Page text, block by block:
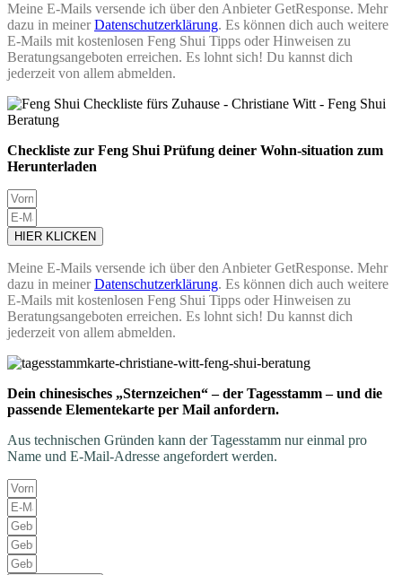
Meine E-Mails versende ich über den Anbieter GetResponse. Mehr
dazu in meinerDatenschutzerklärung. Es können dich auch weitere
E-Mails mit kostenlosen Feng Shui Tipps oder Hinweisen zu
Beratungsangeboten erreichen. Es lohnt sich! Du kannst dich
jederzeit von allem abmelden.
Checkliste zur Feng Shui Prüfung deiner Wohn-situation zum
Herunterladen
HIER KLICKEN
Meine E-Mails versende ich über den Anbieter GetResponse. Mehr
dazu in meinerDatenschutzerklärung. Es können dich auch weitere
E-Mails mit kostenlosen Feng Shui Tipps oder Hinweisen zu
Beratungsangeboten erreichen. Es lohnt sich! Du kannst dich
jederzeit von allem abmelden.
Dein chinesisches „Sternzeichen“ – der Tagesstamm – und die
passende Elementekarte per Mail anfordern.
Aus technischen Gründen kann der Tagesstamm nur einmal pro
Name und E-Mail-Adresse angefordert werden.